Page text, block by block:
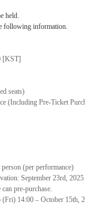
held.
following information.
[KST]
seats)
(Including Pre-Ticket
(per performance)
September 23rd,
pre-purchase.
(Fri) 14:00 – October 15th,